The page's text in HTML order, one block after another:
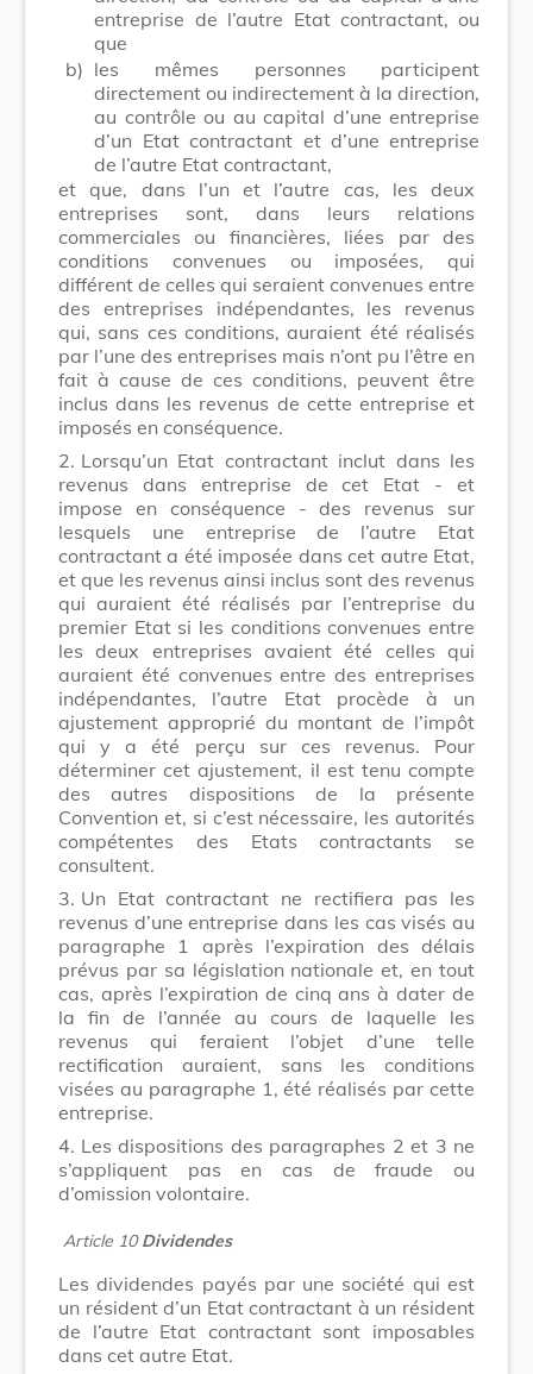
entreprise de l’autre Etat contractant, ou
que
b) les mêmes personnes participent
directement ou indirectement à la direction,
au contrôle ou au capital d’une entreprise
d’un Etat contractant et d’une entreprise
de l’autre Etat contractant,
et que, dans l’un et l’autre cas, les deux
entreprises sont, dans leurs relations
commerciales ou financières, liées par des
conditions convenues ou imposées, qui
différent de celles qui seraient convenues entre
des entreprises indépendantes, les revenus
qui, sans ces conditions, auraient été réalisés
par l’une des entreprises mais n’ont pu l’être en
fait à cause de ces conditions, peuvent être
inclus dans les revenus de cette entreprise et
imposés en conséquence.
2. Lorsqu’un Etat contractant inclut dans les
revenus dans entreprise de cet Etat - et
impose en conséquence - des revenus sur
lesquels une entreprise de l’autre Etat
contractant a été imposée dans cet autre Etat,
et que les revenus ainsi inclus sont des revenus
qui auraient été réalisés par l’entreprise du
premier Etat si les conditions convenues entre
les deux entreprises avaient été celles qui
auraient été convenues entre des entreprises
indépendantes, l’autre Etat procède à un
ajustement approprié du montant de l’impôt
qui y a été perçu sur ces revenus. Pour
déterminer cet ajustement, il est tenu compte
des autres dispositions de la présente
Convention et, si c’est nécessaire, les autorités
compétentes des Etats contractants se
consultent.
3. Un Etat contractant ne rectifiera pas les
revenus d’une entreprise dans les cas visés au
paragraphe 1 après l’expiration des délais
prévus par sa législation nationale et, en tout
cas, après l’expiration de cinq ans à dater de
la fin de l’année au cours de laquelle les
revenus qui feraient l’objet d’une telle
rectification auraient, sans les conditions
visées au paragraphe 1, été réalisés par cette
entreprise.
4. Les dispositions des paragraphes 2 et 3 ne
s’appliquent pas en cas de fraude ou
d’omission volontaire.
Article 10 Dividendes
Les dividendes payés par une société qui est
un résident d’un Etat contractant à un résident
de l’autre Etat contractant sont imposables
dans cet autre Etat.